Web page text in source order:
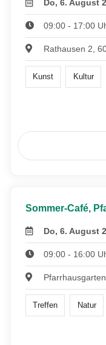
Do, 6. August
09:00 - 17:00
Rathausen 2,
Kunst Kultur
Sommer-Café,
Do, 6. August
09:00 - 16:00
Treffen Natur